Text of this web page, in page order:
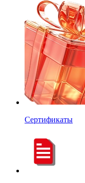
Cертификаты